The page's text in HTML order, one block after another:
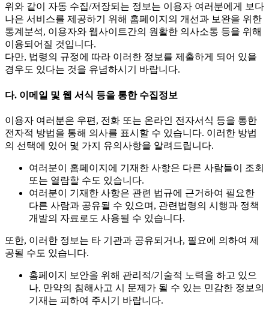
위와 같이 자동 수집/저장되는 정보는 이용자 여러분에게 보다
나은 서비스를 제공하기 위해 홈페이지의 개선과 보완을 위한
통계분석, 이용자와 웹사이트간의 원활한 의사소통 등을 위해
이용되어질 것입니다.
다만, 법령의 규정에 따라 이러한 정보를 제출하게 되어 있을
경우도 있다는 것을 유념하시기 바랍니다.
다. 이메일 및 웹 서식 등을 통한 수집정보
이용자 여러분은 우편, 전화 또는 온라인 전자서식 등을 통한
전자적 방법을 통해 의사를 표시할 수 있습니다. 이러한 방법
의 선택에 있어 몇 가지 유의사항을 알려드립니다.
여러분이 홈페이지에 기재한 사항은 다른 사람들이 조회
또는 열람할 수도 있습니다.
여러분이 기재한 사항은 관련 법규에 근거하여 필요한
다른 사람과 공유될 수 있으며, 관련법령의 시행과 정책
개발의 자료로도 사용될 수 있습니다.
또한, 이러한 정보는 타 기관과 공유되거나, 필요에 의하여 제
공될 수도 있습니다.
홈페이지 보안을 위해 관리적/기술적 노력을 하고 있으
나, 만약의 침해사고 시 문제가 될 수 있는 민감한 정보의
기재는 피하여 주시기 바랍니다.